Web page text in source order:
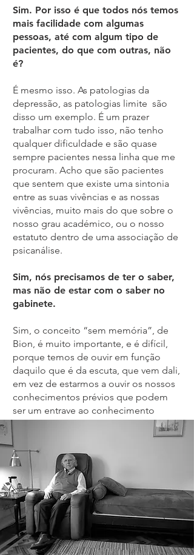
Sim. Por isso é que todos nós temos
mais facilidade com algumas
pessoas, até com algum tipo de
pacientes, do que com outras, não
é?
É mesmo isso. As patologias da
depressão, as patologias limite são
disso um exemplo. É um prazer
trabalhar com tudo isso, não tenho
qualquer dificuldade e são quase
sempre pacientes nessa linha que me
procuram. Acho que são pacientes
que sentem que existe uma sintonia
entre as suas vivências e as nossas
vivências, muito mais do que sobre o
nosso grau académico, ou o nosso
estatuto dentro de uma associação de
psicanálise.
Sim, nós precisamos de ter o saber,
mas não de estar com o saber no
gabinete.
Sim, o conceito “sem memória”, de
Bion, é muito importante, e é difícil,
porque temos de ouvir em função
daquilo que é da escuta, que vem dali,
em vez de estarmos a ouvir os nossos
conhecimentos prévios que podem
ser um entrave ao conhecimento
verdadeiro da pessoa.